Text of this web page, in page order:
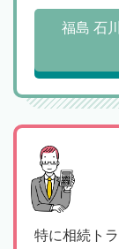
福島 石
特に相続ト